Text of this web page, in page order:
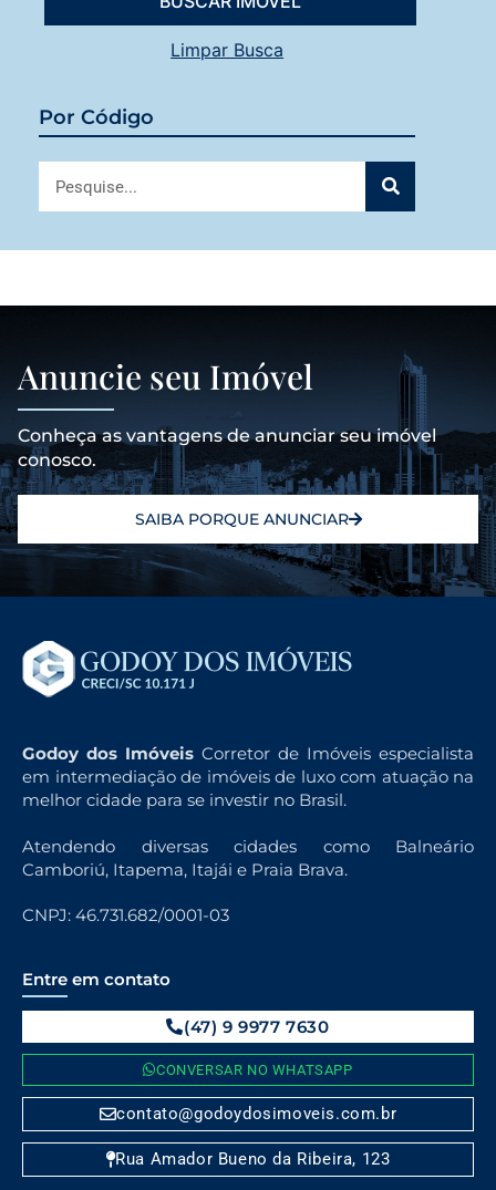
Limpar Busca
Por Código
Anuncie seu Imóvel
Conheça as vantagens de anunciar seu imóvel
conosco.
SAIBA PORQUE ANUNCIAR
Godoy dos Imóveis Corretor de Imóveis especialista
em intermediação de imóveis de luxo com atuação na
melhor cidade para se investir no Brasil.
Atendendo diversas cidades como Balneário
Camboriú, Itapema, Itajái e Praia Brava.
CNPJ: 46.731.682/0001-03
Entre em contato
(47) 9 9977 7630
CONVERSAR NO WHATSAPP
contato@godoydosimoveis.com.br
Rua Amador Bueno da Ribeira, 123